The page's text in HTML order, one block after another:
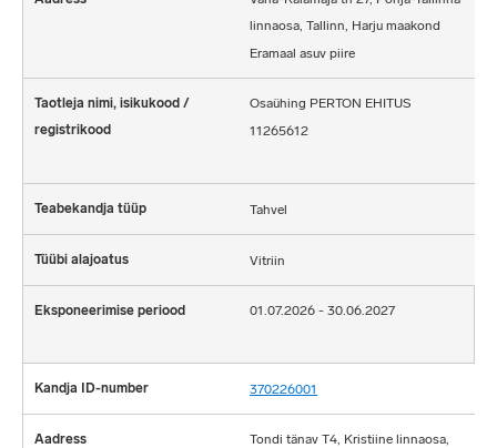
linnaosa, Tallinn, Harju maakond
Eramaal asuv piire
Osaühing PERTON EHITUS
11265612
Tahvel
Vitriin
01.07.2026 - 30.06.2027
370226001
Tondi tänav T4, Kristiine linnaosa,